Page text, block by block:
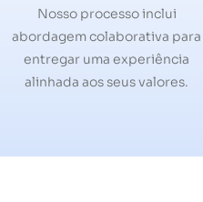
Nosso processo inclui
abordagem colaborativa para
entregar uma experiência
alinhada aos seus valores.